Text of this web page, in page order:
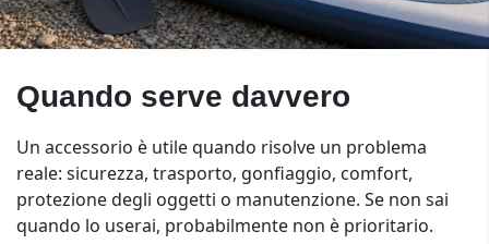
Quando serve davvero
Un accessorio è utile quando risolve un problema
reale: sicurezza, trasporto, gonfiaggio, comfort,
protezione degli oggetti o manutenzione. Se non sai
quando lo userai, probabilmente non è prioritario.